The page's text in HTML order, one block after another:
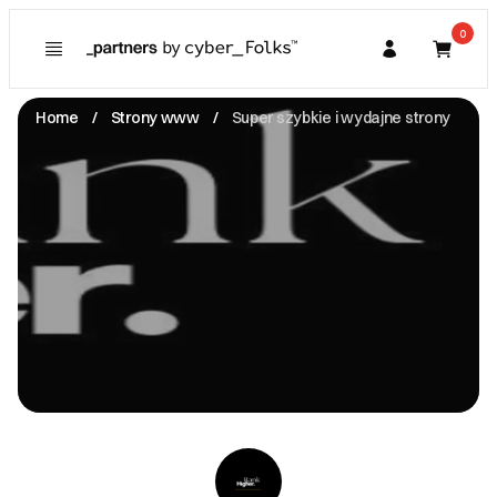
Kupujący
Partner
0
Home Strony www Super szybkie i wydajne strony
Poznaj
Prawa konsumenta
RANK-HIGHER SPÓŁKA Z OGRANICZONĄ
ODPOWIEDZIALNOŚCIĄ
Księcia Witolda -
50-202 Wrocław
II. Anulacje zamówień i zwroty
Zamówienia i Płatność 1.1. W Rank Higher
zamówienia realizowane są na podstawie